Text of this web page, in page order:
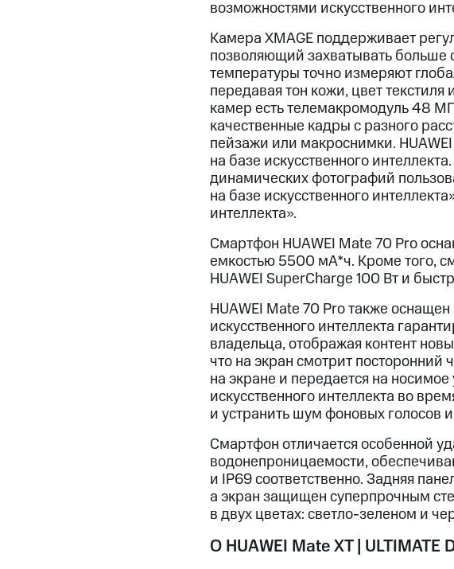
возможностями искусственного
Камера XMAGE поддерживает
позволяющий захватывать больше
температуры точно измеряют
передавая тон кожи, цвет
камер есть телемакромодуль 48
качественные кадры с разного
пейзажи или макроснимки.
на базе искусственного
динамических фотографий
на базе искусственного
интеллекта».
Смартфон HUAWEI Mate 70 Pro
емкостью 5500 мА*ч. Кроме того,
HUAWEI SuperCharge 100 Вт и
HUAWEI Mate 70 Pro также
искусственного интеллекта
владельца, отображая контент
что на экран смотрит посторонний
на экране и передается на
искусственного интеллекта во
и устранить шум фоновых
Смартфон отличается особенной
водонепроницаемости,
и IP69 соответственно. Задняя
а экран защищен суперпрочным
в двух цветах: светло-зеленом и
О HUAWEI Mate XT | ULTIMATE